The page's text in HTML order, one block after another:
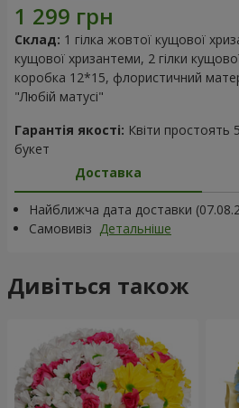
Склад: 1 гілка жовтої кущової
кущової хризантеми, 2 гілки
коробка 12*15, флористичний
"Любій матусі"
Гарантія якості: Квіти простоять
букет
Доставка
Найближча дата доставки
Самовивіз Детальніше
Дивіться також